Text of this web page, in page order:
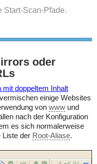
Start-Scan-Pfade.
oder
mit doppeltem Inhalt
einige Websites
von www und
nach der Konfiguration
es sich normalerweise
Liste der Root-Aliase.